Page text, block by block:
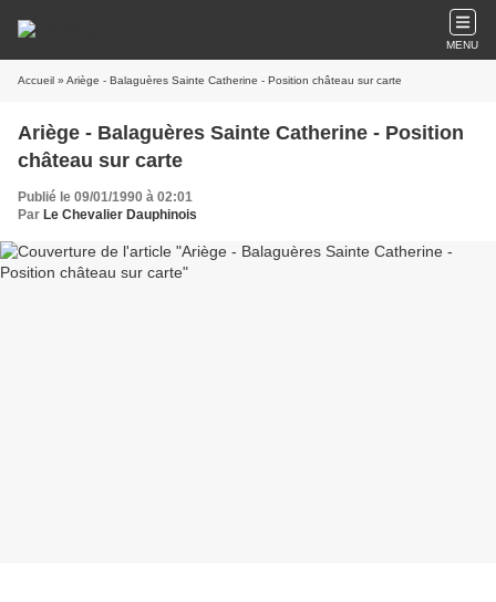
MENU
Accueil » Ariège - Balaguères Sainte Catherine - Position château sur carte
Ariège - Balaguères Sainte Catherine - Position
château sur carte
Publié le 09/01/1990 à 02:01
Par Le Chevalier Dauphinois